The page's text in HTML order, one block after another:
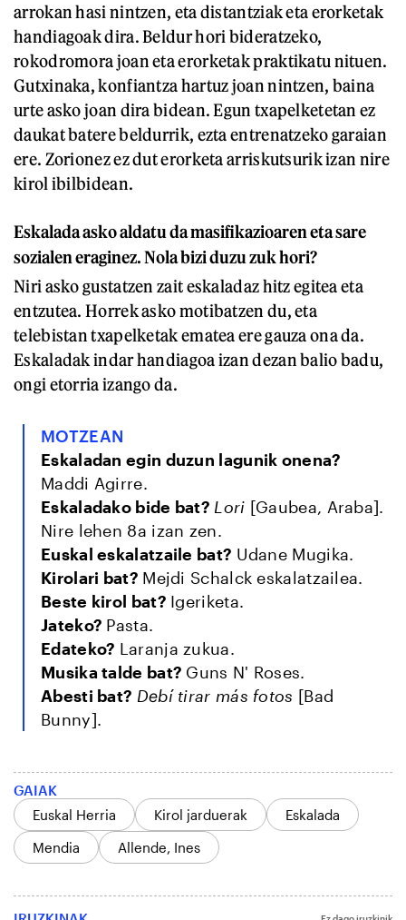
arrokan hasi nintzen, eta distantziak eta erorketak
handiagoak dira. Beldur hori bideratzeko,
rokodromora joan eta erorketak praktikatu nituen.
Gutxinaka, konfiantza hartuz joan nintzen, baina
urte asko joan dira bidean. Egun txapelketetan ez
daukat batere beldurrik, ezta entrenatzeko garaian
ere. Zorionez ez dut erorketa arriskutsurik izan nire
kirol ibilbidean.
Eskalada asko aldatu da masifikazioaren eta sare
sozialen eraginez. Nola bizi duzu zuk hori?
Niri asko gustatzen zait eskaladaz hitz egitea eta
entzutea. Horrek asko motibatzen du, eta
telebistan txapelketak ematea ere gauza ona da.
Eskaladak indar handiagoa izan dezan balio badu,
ongi etorria izango da.
MOTZEAN
Eskaladan egin duzun lagunik onena?
Maddi Agirre.
Eskaladako bide bat? Lori [Gaubea, Araba].
Nire lehen 8a izan zen.
Euskal eskalatzaile bat? Udane Mugika.
Kirolari bat? Mejdi Schalck eskalatzailea.
Beste kirol bat? Igeriketa.
Jateko? Pasta.
Edateko? Laranja zukua.
Musika talde bat? Guns N' Roses.
Abesti bat? Debí tirar más fotos [Bad
Bunny].
GAIAK
Euskal Herria
Kirol jarduerak
Eskalada
Mendia
Allende, Ines